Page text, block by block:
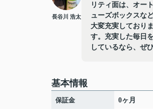
長谷川 浩太
リティ面は、オー
ューズボックスな
大変充実しており
す。充実した毎日
しているなら、ぜ
基本情報
保証金 0ヶ月